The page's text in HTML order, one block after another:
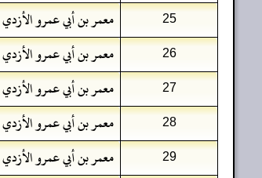
25 معمر بن أبي عمرو الأزدي
26 معمر بن أبي عمرو الأزدي
27 معمر بن أبي عمرو الأزدي
28 معمر بن أبي عمرو الأزدي
29 معمر بن أبي عمرو الأزدي